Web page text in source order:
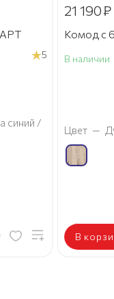
5
синий /
21 190₽
Комод с
В наличии
Цвет —
В